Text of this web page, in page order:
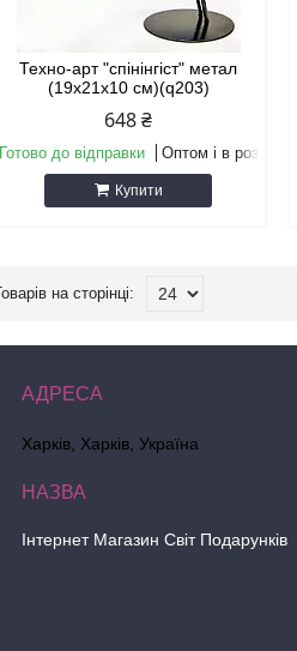
Техно-арт "спінінгіст" метал
(19х21х10 см)(q203)
648 ₴
Готово до відправки Оптом і в роздріб
Купити
Харків, Харків, Україна
Інтернет Магазин Світ Подарунків